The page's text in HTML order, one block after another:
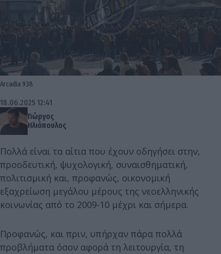
Arcadia 938
Γιώργος
Ηλιόπουλος
18.06.2025 12:41
Πολλά είναι τα αίτια που έχουν οδηγήσει στην,
προοδευτική, ψυχολογική, συναισθηματική,
πολιτισμική και, προφανώς, οικονομική
εξαχρείωση μεγάλου μέρους της νεοελληνικής
κοινωνίας από το 2009-10 μέχρι και σήμερα.
Προφανώς, και πριν, υπήρχαν πάρα πολλά
προβλήματα όσον αφορά τη λειτουργία, τη